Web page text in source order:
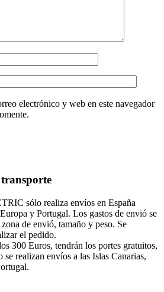
electrónico y web en este navegador
transporte
sólo realiza envíos en España
y Portugal. Los gastos de envió se
de envió, tamaño y peso. Se
el pedido.
300 Euros, tendrán los portes gratuitos,
realizan envíos a las Islas Canarias,